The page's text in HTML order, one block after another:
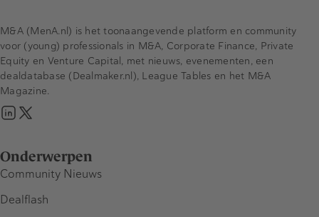
Onderwerpen
Community Nieuws
Dealflash
M&A (MenA.nl) is het toonaangevende platform en community
voor (young) professionals in M&A, Corporate Finance, Private
Equity en Venture Capital, met nieuws, evenementen, een
dealdatabase (Dealmaker.nl), League Tables en het M&A
Magazine.